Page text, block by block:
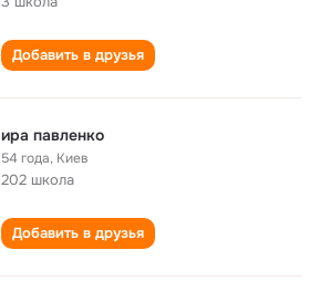
Добавить в друзья
ира павленко
54 года, Киев
202 школа
Добавить в друзья